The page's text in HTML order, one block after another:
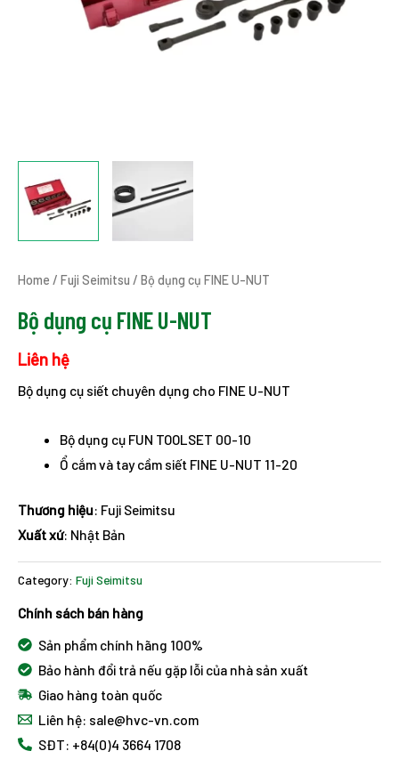
Home / Fuji Seimitsu / Bộ dụng cụ FINE U-NUT
Bộ dụng cụ FINE U-NUT
Liên hệ
Bộ dụng cụ siết chuyên dụng cho FINE U-NUT
Bộ dụng cụ FUN TOOLSET 00-10
Ổ cắm và tay cầm siết FINE U-NUT 11-20
Thương hiệu: Fuji Seimitsu
Xuất xứ: Nhật Bản
Category: Fuji Seimitsu
Chính sách bán hàng
Sản phẩm chính hãng 100%
Bảo hành đổi trả nếu gặp lỗi của nhà sản xuất
Giao hàng toàn quốc
Liên hệ: sale@hvc-vn.com
SĐT: +84(0)4 3664 1708